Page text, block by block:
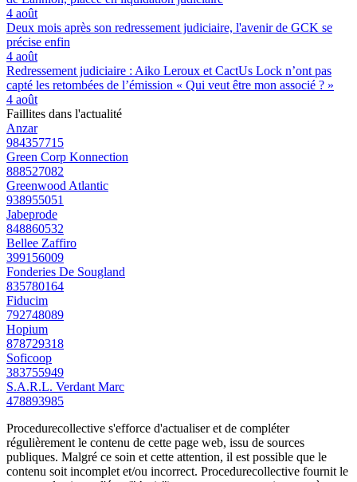
4 août
Deux mois après son redressement judiciaire, l'avenir de GCK se
précise enfin
4 août
Redressement judiciaire : Aiko Leroux et CactUs Lock n’ont pas
capté les retombées de l’émission « Qui veut être mon associé ? »
4 août
Faillites dans l'actualité
Anzar
984357715
Green Corp Konnection
888527082
Greenwood Atlantic
938955051
Jabeprode
848860532
Bellee Zaffiro
399156009
Fonderies De Sougland
835780164
Fiducim
792748089
Hopium
878729318
Soficoop
383755949
S.A.R.L. Verdant Marc
478893985
Procedurecollective s'efforce d'actualiser et de compléter
régulièrement le contenu de cette page web, issu de sources
publiques. Malgré ce soin et cette attention, il est possible que le
contenu soit incomplet et/ou incorrect. Procedurecollective fournit le